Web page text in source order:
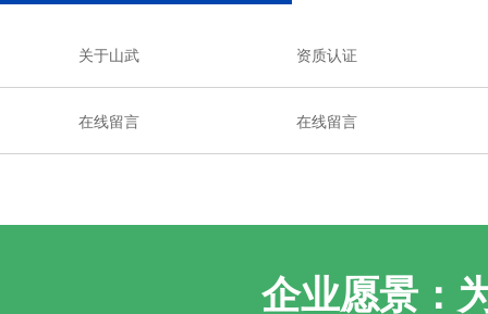
关于山武 资质认证
在线留言 在线留言
企业愿景：